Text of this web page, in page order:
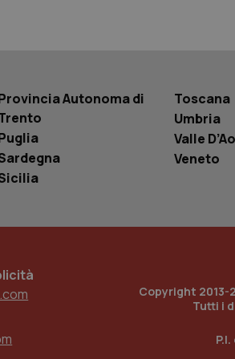
Autonoma di
Toscana
Umbria
Valle
Veneto
Copyright 2013-
Tutti i
Analytics
incorporati
traccia
incorporati
di